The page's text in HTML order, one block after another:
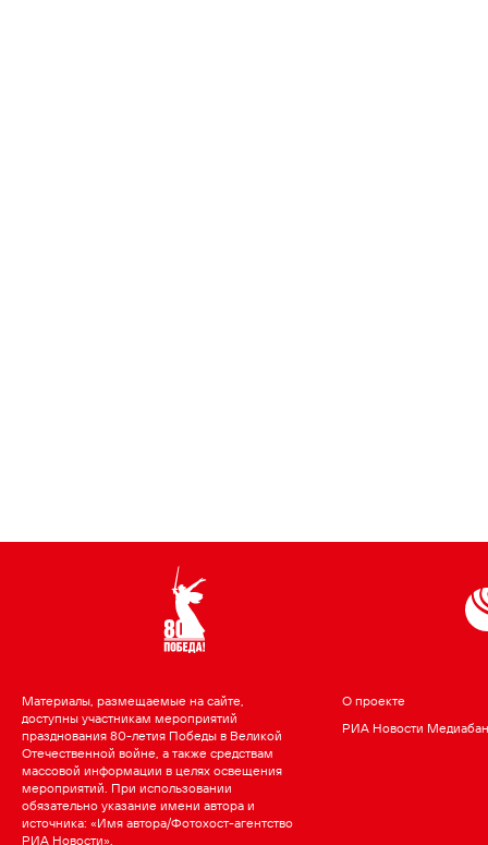
Материалы, размещаемые на сайте,
доступны участникам мероприятий
празднования 80-летия Победы в Великой
Отечественной войне, а также средствам
массовой информации в целях освещения
мероприятий. При использовании
обязательно указание имени автора и
источника: «Имя автора/Фотохост-агентство
РИА Новости».
О проекте
РИА Новости